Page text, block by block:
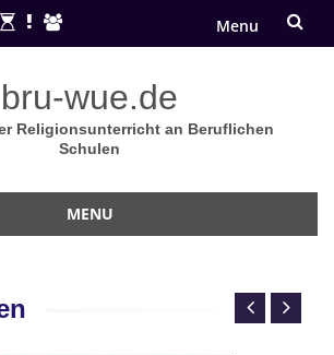
Menu
to
content
bru-wue.de
Religionsunterricht an Beruflichen
Schulen
MENU